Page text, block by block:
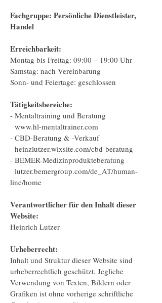
Fachgruppe: Persönliche Dienstleister,
Handel
Erreichbarkeit:
Montag bis Freitag: 09:00 – 19:00 Uhr
Samstag: nach Vereinbarung
Sonn- und Feiertage: geschlossen
Tätigkeitsbereiche:
- Mentaltraining und Beratung
www.hl-mentaltrainer.com
- CBD-Beratung & -Verkauf
heinzlutzer.wixsite.com/cbd-beratung
- BEMER-Medizinprodukteberatung
lutzer.bemergroup.com/de_AT/human-
line/home
Verantwortlicher für den Inhalt dieser
Website:
Heinrich Lutzer
Urheberrecht:
Inhalt und Struktur dieser Website sind
urheberrechtlich geschützt. Jegliche
Verwendung von Texten, Bildern oder
Grafiken ist ohne vorherige schriftliche